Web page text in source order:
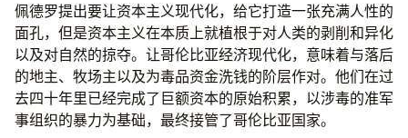
佩德罗提出要让资本主义现代化，给它打造一张充满人性的
面孔，但是资本主义在本质上就植根于对人类的剥削和异化
以及对自然的掠夺。让哥伦比亚经济现代化，意味着与落后
的地主、牧场主以及为毒品资金洗钱的阶层作对。他们在过
去四十年里已经完成了巨额资本的原始积累，以涉毒的准军
事组织的暴力为基础，最终接管了哥伦比亚国家。